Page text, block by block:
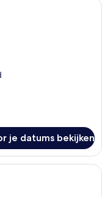
je datums bekijken
keuken met houten